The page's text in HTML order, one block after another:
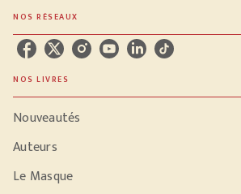
NOS RÉSEAUX
NOS LIVRES
Nouveautés
Auteurs
Le Masque